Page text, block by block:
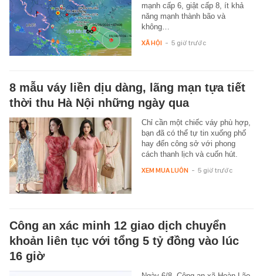
mạnh cấp 6, giật cấp 8, ít khả
năng mạnh thành bão và
không…
XÃ HỘI - 5 giờ trước
8 mẫu váy liền dịu dàng, lãng mạn tựa tiết
thời thu Hà Nội những ngày qua
Chỉ cần một chiếc váy phù hợp,
bạn đã có thể tự tin xuống phố
hay đến công sở với phong
cách thanh lịch và cuốn hút.
XEM MUA LUÔN - 5 giờ trước
Công an xác minh 12 giao dịch chuyển
khoản liên tục với tổng 5 tỷ đồng vào lúc
16 giờ